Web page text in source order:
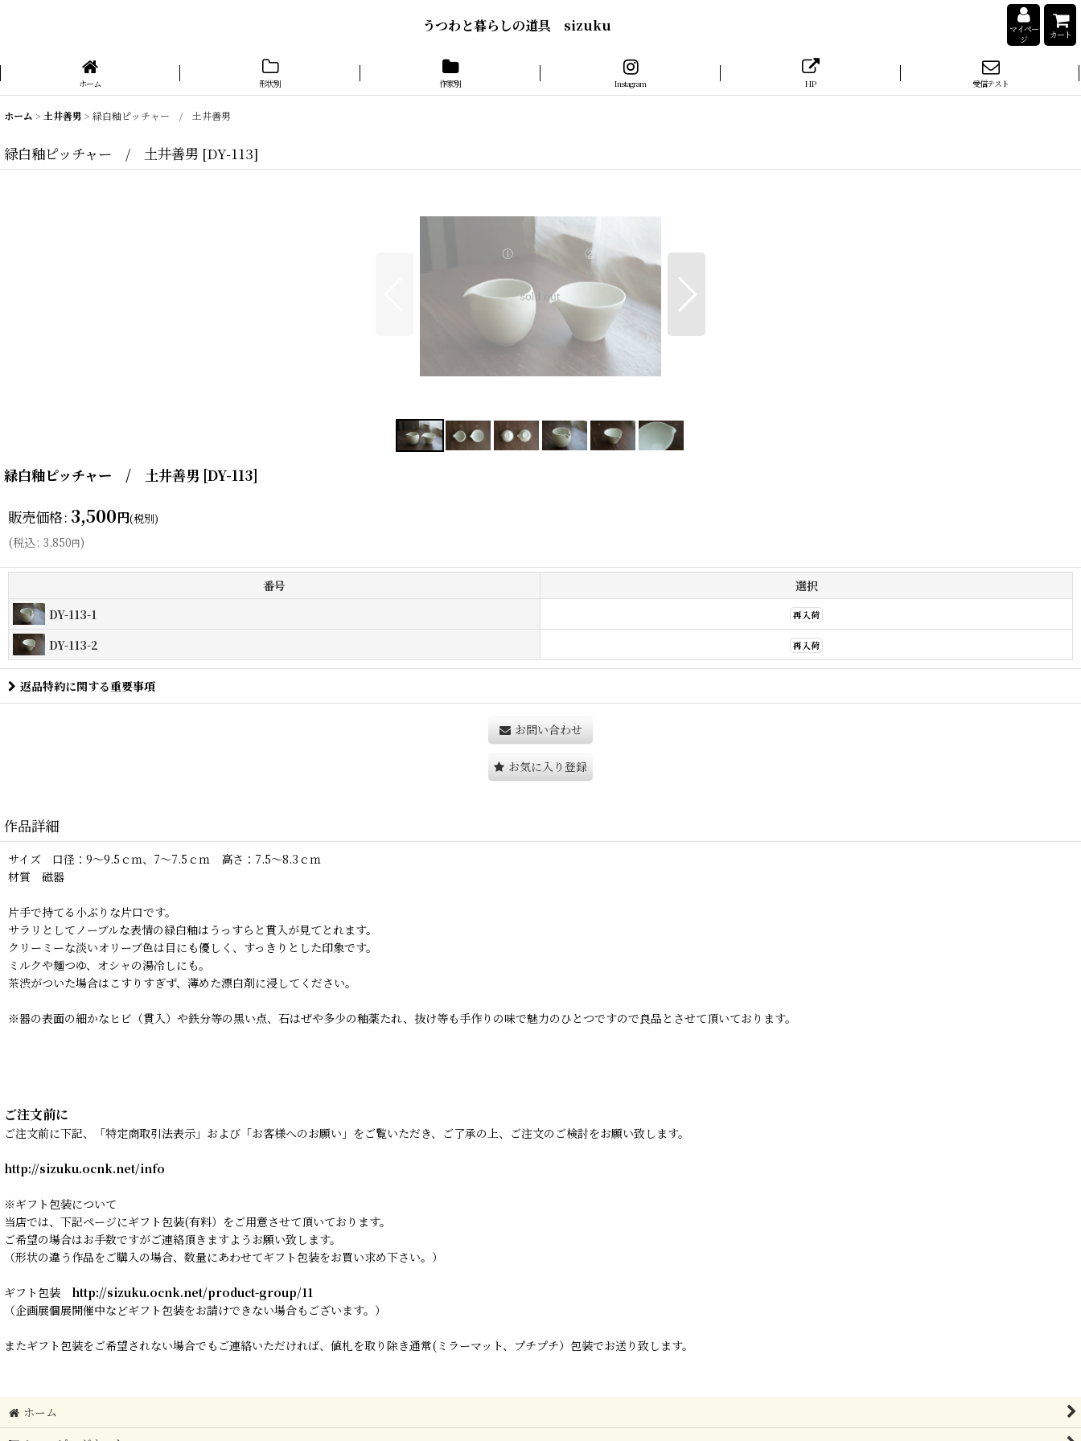
うつわと暮らしの道具 sizuku
マイペー
ジ
カート
ホーム 形状別 作家別 Instagram HP 受信テスト
ホーム > 土井善男 > 緑白釉ピッチャー / 土井善男
緑白釉ピッチャー / 土井善男 [DY-113]
緑白釉ピッチャー / 土井善男 [DY-113]
販売価格: 3,500円(税別)
(税込: 3,850円)
番号
選択
DY-113-1
再入荷
DY-113-2 再入荷
返品特約に関する重要事項
お問い合わせ
お気に入り登録
作品詳細
サイズ 口径：9〜9.5ｃｍ、7〜7.5ｃｍ 高さ：7.5〜8.3ｃｍ
材質 磁器
片手で持てる小ぶりな片口です。
サラリとしてノーブルな表情の緑白釉はうっすらと貫入が見てとれます。
クリーミーな淡いオリーブ色は目にも優しく、すっきりとした印象です。
ミルクや麺つゆ、オシャの湯冷しにも。
茶渋がついた場合はこすりすぎず、薄めた漂白剤に浸してください。
※器の表面の細かなヒビ（貫入）や鉄分等の黒い点、石はぜや多少の釉薬たれ、抜け等も手作りの味で魅力のひとつですので良品とさせて頂いております。
ご注文前に
ご注文前に下記、「特定商取引法表示」および「お客様へのお願い」をご覧いただき、ご了承の上、ご注文のご検討をお願い致します。
http://sizuku.ocnk.net/info
※ギフト包装について
当店では、下記ページにギフト包装(有料）をご用意させて頂いております。
ご希望の場合はお手数ですがご連絡頂きますようお願い致します。
（形状の違う作品をご購入の場合、数量にあわせてギフト包装をお買い求め下さい。）
ギフト包装 http://sizuku.ocnk.net/product-group/11
（企画展個展開催中などギフト包装をお請けできない場合もございます。）
またギフト包装をご希望されない場合でもご連絡いただければ、値札を取り除き通常(ミラーマット、プチプチ）包装でお送り致します。
ホーム